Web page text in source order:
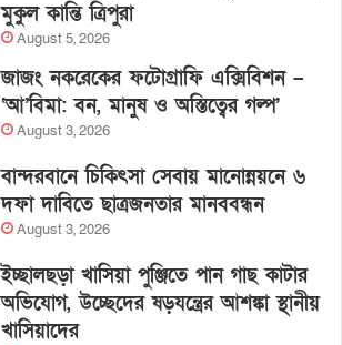
মুকুল কান্তি ত্রিপুরা
August 5, 2026
জাজং নকরেকের ফটোগ্রাফি এক্সিবিশন –
‘আ’বিমা: বন, মানুষ ও অস্তিত্বের গল্প’
August 3, 2026
বান্দরবানে চিকিৎসা সেবায় মানোন্নয়নে ৬
দফা দাবিতে ছাত্রজনতার মানববন্ধন
August 3, 2026
ইচ্ছালছড়া খাসিয়া পুঞ্জিতে পান গাছ কাটার
অভিযোগ, উচ্ছেদের ষড়যন্ত্রের আশঙ্কা স্থানীয়
খাসিয়াদের